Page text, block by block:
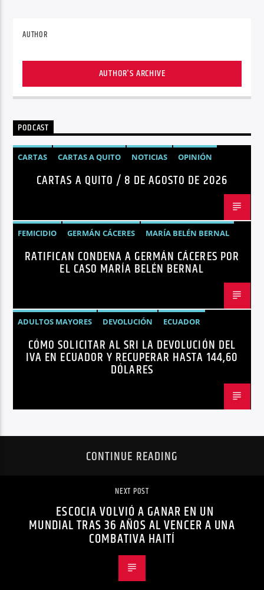
AUTHOR
AUTHOR'S ARCHIVE
PODCAST
CARTAS CARTAS A QUITO NOTICIAS OPINIÓN
CARTAS A QUITO / 8 DE AGOSTO DE 2026
FEMICIDIO GERMÁN CÁCERES
MARÍA BELÉN BERNAL
NOTICIAS
SEGURIDAD
RATIFICAN CONDENA A GERMÁN CÁCERES POR
EL CASO MARÍA BELÉN BERNAL
ADULTOS MAYORES DEVOLUCIÓN
ECUADOR
NEGOCIOS
NOTICIAS PERSONAS CON DISCAPACIDAD
CÓMO SOLICITAR AL SRI LA DEVOLUCIÓN DEL
IVA EN ECUADOR Y RECUPERAR HASTA 144,60
DÓLARES
CONTINUE READING
NEXT POST
ESCOCIA VOLVIÓ A GANAR EN UN
MUNDIAL TRAS 36 AÑOS AL VENCER A UNA
COMBATIVA HAITÍ